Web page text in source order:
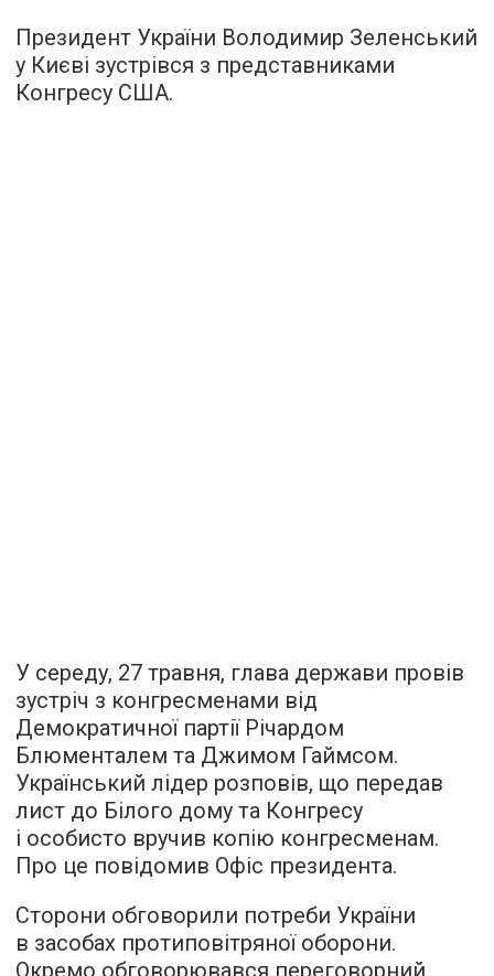
Президент України Володимир Зеленський
у Києві зустрівся з представниками
Конгресу США.
У середу, 27 травня, глава держави провів
зустріч з конгресменами від
Демократичної партії Річардом
Блюменталем та Джимом Гаймсом.
Український лідер розповів, що передав
лист до Білого дому та Конгресу
і особисто вручив копію конгресменам.
Про це повідомив Офіс президента.
Сторони обговорили потреби України
в засобах протиповітряної оборони.
Окремо обговорювався переговорний